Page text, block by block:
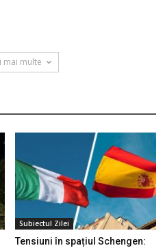
mai multe
Subiectul Zilei
Tensiuni în spațiul Schengen: